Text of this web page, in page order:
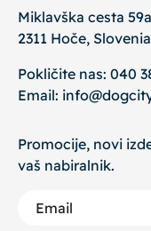
Miklavška cesta
2311 Hoče, Slovenia
Pokličite nas: 040
Email:
Promocije, novi
vaš nabiralnik.